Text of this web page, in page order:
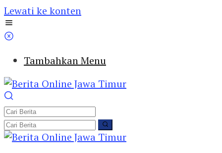
Lewati ke konten
Tambahkan Menu